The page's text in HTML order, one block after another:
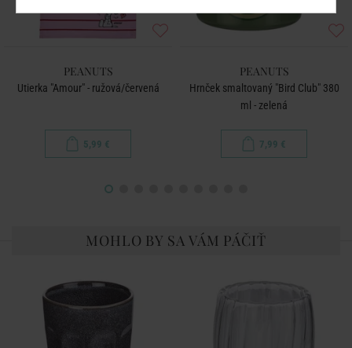
PEANUTS
Utierka "Amour" - ružová/červená
5,99 €
PEANUTS
Hrnček smaltovaný "Bird Club" 380
ml - zelená
7,99 €
MOHLO BY SA VÁM PÁČIŤ